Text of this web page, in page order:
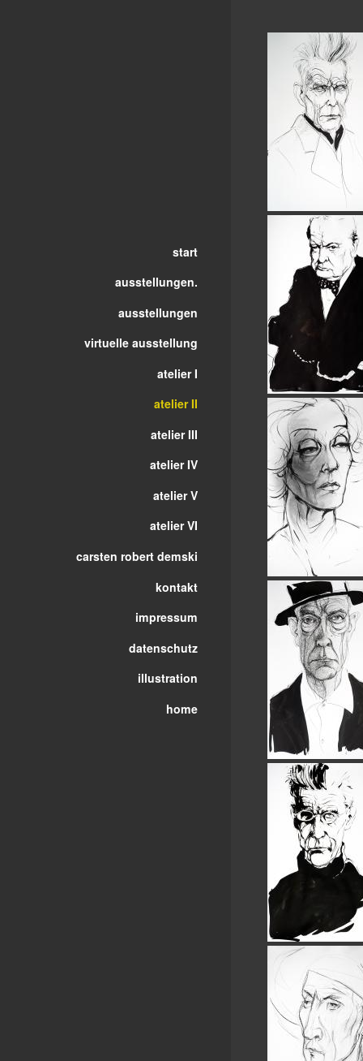
start
ausstellungen.
ausstellungen
virtuelle ausstellung
atelier I
atelier II
atelier III
atelier IV
atelier V
atelier VI
carsten robert demski
kontakt
impressum
datenschutz
illustration
home